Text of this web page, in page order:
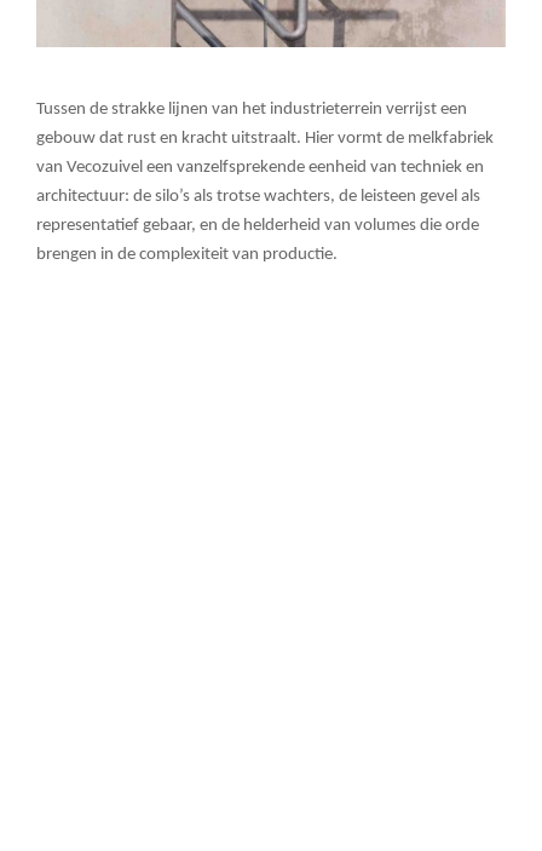
Tussen de strakke lijnen van het industrieterrein verrijst een
gebouw dat rust en kracht uitstraalt. Hier vormt de melkfabriek
van Vecozuivel een vanzelfsprekende eenheid van techniek en
architectuur: de silo’s als trotse wachters, de leisteen gevel als
representatief gebaar, en de helderheid van volumes die orde
brengen in de complexiteit van productie.